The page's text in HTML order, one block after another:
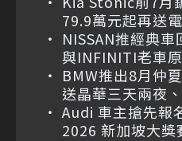
79.9萬元起再送
NISSAN推經典
與INFINITI老車
BMW推出8月仲
送晶華三天兩夜
Audi 車主搶先報
2026 新加坡大